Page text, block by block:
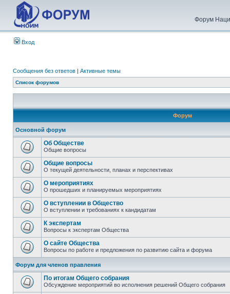
Форум
Вход
Сообщения без ответов | Активные темы
Список форумов
Форум
Основной форум
Об Обществе
Общие вопросы
Общие вопросы
О текущей деятельности, планах и перспективах
О мероприятиях
О прошедших и планируемых мероприятиях
О вступлении в Общество
О вступлении и требованиях к кандидатам
К экспертам
Вопросы к экспертам Общества
О сайте Общества
Вопросы по работе и предложения по развитию сайта и форума
Форум для членов правления
По итогам Общего собрания
Обсуждение мероприятий во исполнения решений Общего собрания